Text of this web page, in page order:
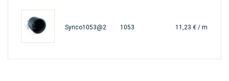
Synco1053@2 1053 11,23 € / m